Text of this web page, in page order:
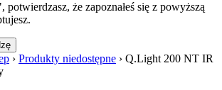
że zapoznałeś się z powyższą
› Produkty niedostępne › Q.Light 200 NT IR